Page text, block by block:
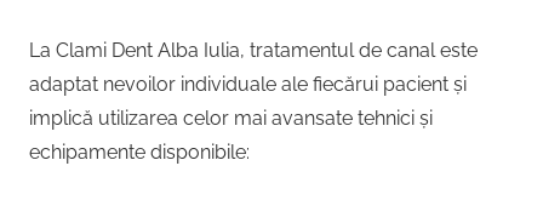
La Clami Dent Alba Iulia, tratamentul de canal este
adaptat nevoilor individuale ale fiecărui pacient și
implică utilizarea celor mai avansate tehnici și
echipamente disponibile: